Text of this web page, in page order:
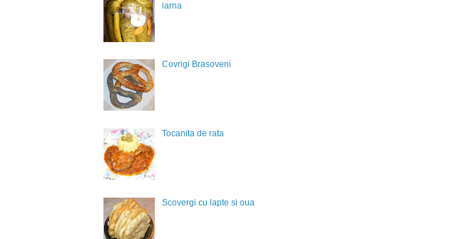
iarna
Covrigi Brasoveni
Tocanita de rata
Scovergi cu lapte si oua